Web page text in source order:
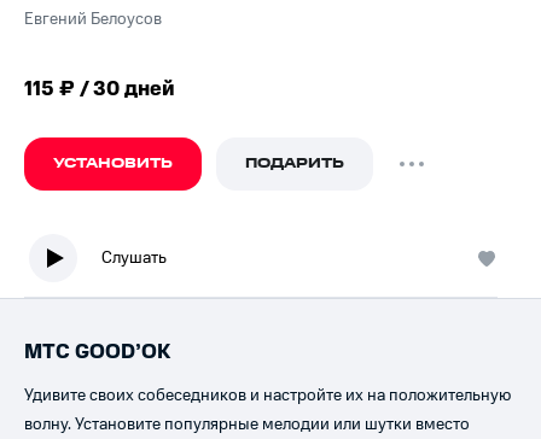
Евгений Белоусов
115 ₽ / 30 дней
УСТАНОВИТЬ ПОДАРИТЬ
Слушать
МТС GOOD’OK
Удивите своих собеседников и настройте их на положительную
волну. Установите популярные мелодии или шутки вместо